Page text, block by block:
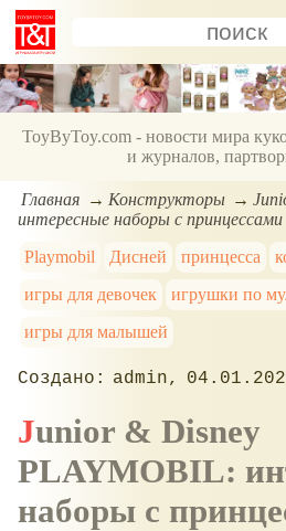
ToyByToy.com - новости мира
и журналов,
Главная Конструкторы
интересные наборы с принцессами
Playmobil
Дисней принцесса
игры для девочек
игрушки по
игры для малышей
admin
Junior & Disney
PLAYMOBIL:
наборы с